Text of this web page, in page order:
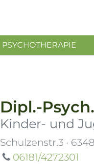
PSYCHOTHERAPIE
Dipl.-Psych.
Kinder- und
Schulzenstr.3 ·
06181/4272301